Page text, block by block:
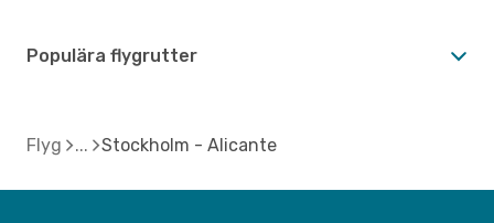
Populära flygrutter
Flyg Stockholm - Alicante